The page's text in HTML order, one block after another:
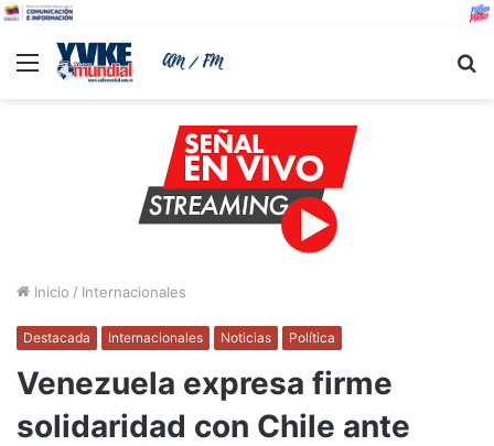
Menu
Inicio / Internacionales
Destacada Internacionales Noticias Política
Venezuela expresa firme
solidaridad con Chile ante